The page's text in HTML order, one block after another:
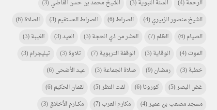
الرحمة(4) السنة النبوية(3) الشيخ محمد بن حسن القاضي(3)
الشيخ منصور الزبيري(4) الصراط(6) الصراط المستقيم(3) الصلاة(6)
الصيام(6) الظلم(7) العشر من ذي الحجة(3) العيد(3) الغيبة(3)
الموت(4) الوقاية(3) الوقفة التربوية(7) تلاوة(3) تيليجرام(3)
خطبة(3) رمضان(9) صلاة الجماعة(3) عيد الأضحى(6)
غض البصر(5) كورونا(6) لفت النظر(5) لقمان الحكيم(6)
مسجد مصعب بن عمير(4) مكارم العرب(7) مكـــارم الأخلاق(3)